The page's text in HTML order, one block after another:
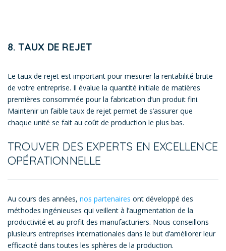
8. TAUX DE REJET
Le taux de rejet est important pour mesurer la rentabilité brute
de votre entreprise. Il évalue la quantité initiale de matières
premières consommée pour la fabrication d’un produit fini.
Maintenir un faible taux de rejet permet de s’assurer que
chaque unité se fait au coût de production le plus bas.
TROUVER DES EXPERTS EN EXCELLENCE
OPÉRATIONNELLE
Au cours des années, nos partenaires ont développé des
méthodes ingénieuses qui veillent à l’augmentation de la
productivité et au profit des manufacturiers. Nous conseillons
plusieurs entreprises internationales dans le but d’améliorer leur
efficacité dans toutes les sphères de la production.